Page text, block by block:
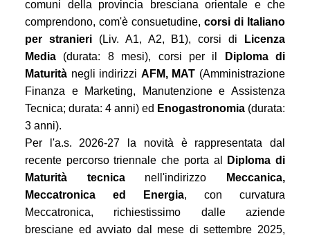
comuni della provincia bresciana orientale e che
comprendono, com'è consuetudine, corsi di Italiano
per stranieri (Liv. A1, A2, B1), corsi di
Licenza
Media (durata: 8 mesi), corsi per il
Diploma di
Maturità negli indirizzi AFM, MAT (Amministrazione
Finanza e Marketing, Manutenzione e Assistenza
Tecnica; durata: 4 anni) ed Enogastronomia (durata:
3 anni).
Per l'a.s. 2026-27 la novità è rappresentata dal
recente percorso triennale che porta al
Diploma di
Maturità tecnica nell'indirizzo Meccanica,
Meccatronica ed Energia, con curvatura
Meccatronica, richiestissimo dalle aziende
bresciane ed avviato dal mese di settembre 2025,